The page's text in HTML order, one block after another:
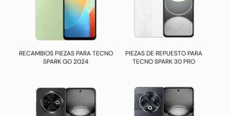
RECAMBIOS PIEZAS PARA TECNO
SPARK GO 2024
PIEZAS DE REPUESTO PARA
TECNO SPARK 30 PRO